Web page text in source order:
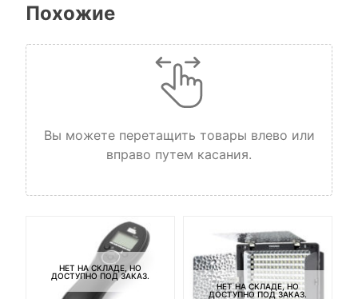
Похожие
Вы можете перетащить товары влево или
вправо путем касания.
НЕТ НА СКЛАДЕ, НО
ДОСТУПНО ПОД ЗАКАЗ.
НЕТ НА СКЛАДЕ, НО
ДОСТУПНО ПОД ЗАКАЗ.